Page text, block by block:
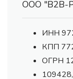
ООО "В2В-
ИНН
КПП
ОГРН